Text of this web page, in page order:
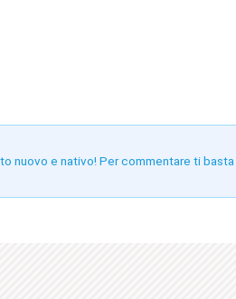
nuovo e nativo! Per commentare ti